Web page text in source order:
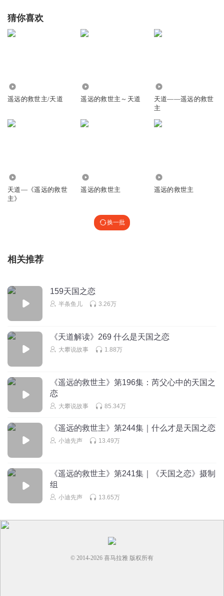
听友344630775
猜你喜欢
遥远的救世主/天道 遥远的救世主～天道
天道——遥远的救世
主
天道—《遥远的救世
主》
遥远的救世主 遥远的救世主
换一批
相关推荐
159天国之恋
半条鱼儿 3.26万
《天道解读》269 什么是天国之恋
大攀说故事 1.88万
《遥远的救世主》第196集：芮父心中的天国之
恋
大攀说故事 85.34万
《遥远的救世主》第244集｜什么才是天国之恋
小迪先声 13.49万
《遥远的救世主》第241集｜《天国之恋》摄制
组
小迪先声 13.65万
© 2014-2026 喜马拉雅 版权所有